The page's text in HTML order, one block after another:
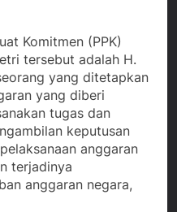
Komitmen (PPK)
tersebut adalah H.
yang ditetapkan
yang diberi
tugas dan
keputusan
anggaran
terjadinya
anggaran negara,